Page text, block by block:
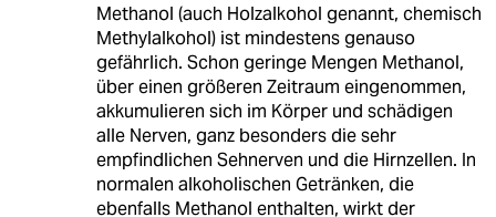
Methanol (auch Holzalkohol genannt, chemisch
Methylalkohol) ist mindestens genauso
gefährlich. Schon geringe Mengen Methanol,
über einen größeren Zeitraum eingenommen,
akkumulieren sich im Körper und schädigen
alle Nerven, ganz besonders die sehr
empfindlichen Sehnerven und die Hirnzellen. In
normalen alkoholischen Getränken, die
ebenfalls Methanol enthalten, wirkt der